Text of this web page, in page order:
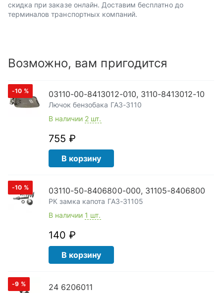
скидка при заказе онлайн. Доставим бесплатно до
терминалов транспортных компаний.
Возможно, вам пригодится
-10 % 03110-00-8413012-010, 3110-8413012-10
Лючок бензобака ГАЗ-3110
В наличии 2 шт.
755 ₽
В корзину
-10 % 03110-50-8406800-000, 31105-8406800
РК замка капота ГАЗ-31105
В наличии 1 шт.
140 ₽
В корзину
-9 % 24 6206011